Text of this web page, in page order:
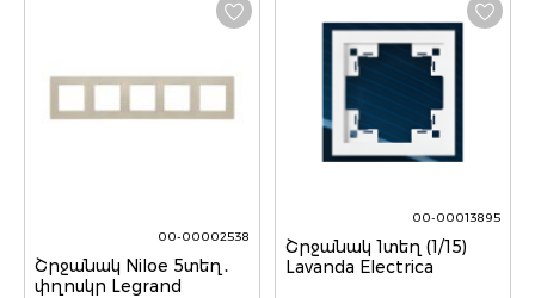
00-00002538
Շրջանակ Niloe 5տեղ․
փղոսկր Legrand
00-00013895
Շրջանակ 1տեղ (1/15)
Lavanda Electrica